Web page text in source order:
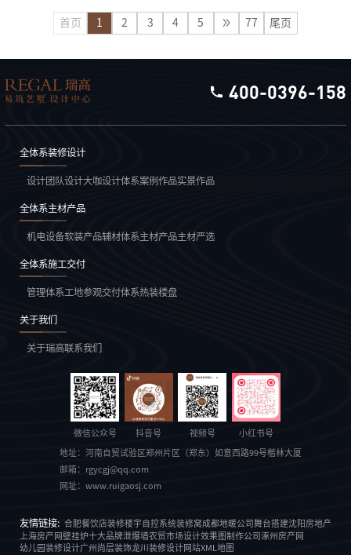
首页 1 2 3 4 5 77 尾页
400-0396-158
全体系装修设计
设计团队设计大咖设计体系案例作品实景作品
全体系主材产品
机电设备软装产品辅材体系主材产品主材严选
全体系施工交付
管理体系工地参观交付体系热装楼盘
关于我们
关于瑞高联系我们
微信公众号 抖音号 视频号 小红书号
地址： 河南自贸试验区郑州片区（郑东）如意西路99号楷林大厦
邮箱：
rgycgj@qq.com
网址： www.ruigaosj.com
友情链接: 合肥餐饮店装修楼宇自控系统装修窝成都地暖公司舞台搭建沈阳房地产
上海房产网壁挂炉十大品牌泄爆墙农贸市场设计效果图制作公司涿州房产网
幼儿园装修设计广州尚层装饰龙川装修设计网站XML地图